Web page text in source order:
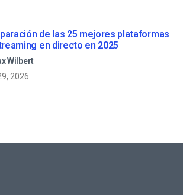
de las 25 mejores plataformas
en directo en 2025
Wilbert
2026